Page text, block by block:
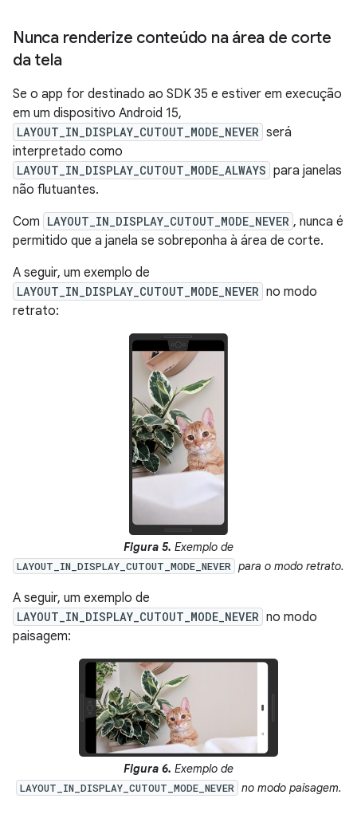
Nunca renderize conteúdo na área de corte
da tela
Se o app for destinado ao SDK 35 e estiver em execução
em um dispositivo Android 15,
LAYOUT_IN_DISPLAY_CUTOUT_MODE_NEVER será
interpretado como
LAYOUT_IN_DISPLAY_CUTOUT_MODE_ALWAYS para janelas
não flutuantes.
Com LAYOUT_IN_DISPLAY_CUTOUT_MODE_NEVER , nunca é
permitido que a janela se sobreponha à área de corte.
A seguir, um exemplo de
LAYOUT_IN_DISPLAY_CUTOUT_MODE_NEVER no modo
retrato:
Figura 5. Exemplo de
LAYOUT_IN_DISPLAY_CUTOUT_MODE_NEVER para o modo retrato.
A seguir, um exemplo de
LAYOUT_IN_DISPLAY_CUTOUT_MODE_NEVER no modo
paisagem:
Figura 6. Exemplo de
LAYOUT_IN_DISPLAY_CUTOUT_MODE_NEVER no modo paisagem.